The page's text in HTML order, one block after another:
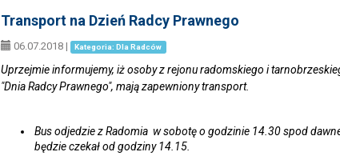
Transport na Dzień Radcy Prawnego
06.07.2018 | Kategoria: Dla Radców
Uprzejmie informujemy, iż osoby z rejonu radomskiego i
"Dnia Radcy Prawnego", mają zapewniony transport.
Bus odjedzie z Radomia w sobotę o godzinie 14.30 spod
będzie czekał od godziny 14.15.